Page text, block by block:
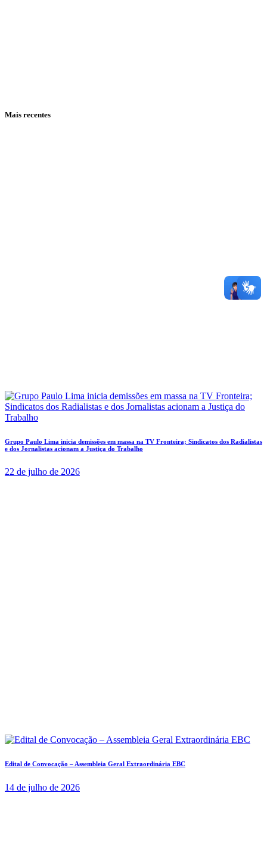
Mais recentes
Grupo Paulo Lima inicia demissões em massa na TV Fronteira; Sindicatos dos Radialistas
e dos Jornalistas acionam a Justiça do Trabalho
22 de julho de 2026
Edital de Convocação – Assembleia Geral Extraordinária EBC
14 de julho de 2026